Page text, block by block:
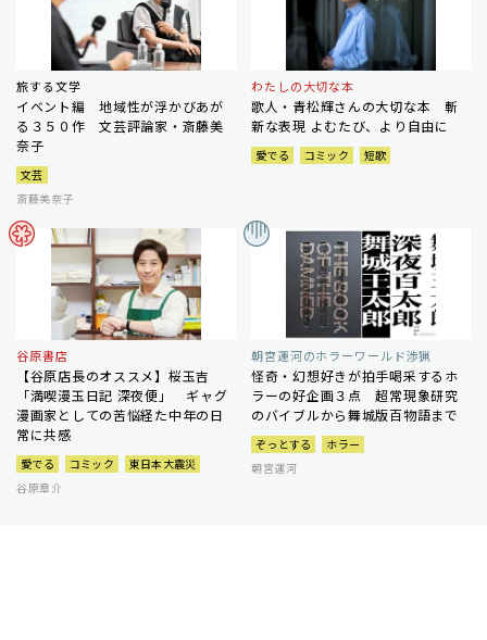
旅する文学
イベント編 地域性が浮かびあが
る３５０作 文芸評論家・斎藤美
奈子
文芸
斎藤美奈子
わたしの大切な本
歌人・青松輝さんの大切な本 斬
新な表現 よむたび、より自由に
愛でる コミック 短歌
谷原書店
【谷原店長のオススメ】桜玉吉
「満喫漫玉日記 深夜便」 ギャグ
漫画家としての苦悩経た中年の日
常に共感
愛でる コミック
東日本大震災
谷原章介
朝宮運河のホラーワールド渉猟
怪奇・幻想好きが拍手喝采するホ
ラーの好企画３点 超常現象研究
のバイブルから舞城版百物語まで
ぞっとする
ホラー
朝宮運河